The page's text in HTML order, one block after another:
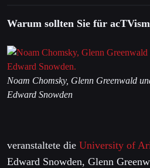
Warum sollten Sie für
Noam Chomsky, Glenn Greenwald
Edward Snowden
veranstaltete die University of
Edward Snowden, Glenn